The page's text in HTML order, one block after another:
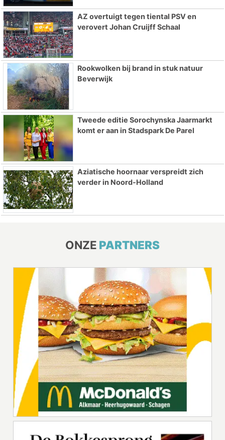
AZ overtuigt tegen tiental PSV en
verovert Johan Cruijff Schaal
Rookwolken bij brand in stuk natuur
Beverwijk
Tweede editie Sorochynska Jaarmarkt
komt er aan in Stadspark De Parel
Aziatische hoornaar verspreidt zich
verder in Noord-Holland
ONZE PARTNERS